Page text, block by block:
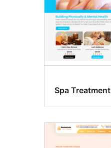
Spa Treatment